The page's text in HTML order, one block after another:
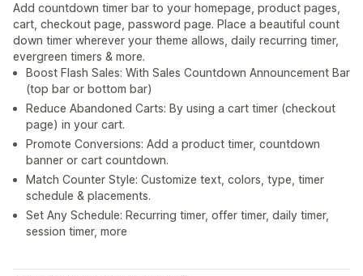
Add countdown timer bar to your homepage, product pages,
cart, checkout page, password page. Place a beautiful count
down timer wherever your theme allows, daily recurring timer,
evergreen timers & more.
Boost Flash Sales: With Sales Countdown Announcement Bar
(top bar or bottom bar)
Reduce Abandoned Carts: By using a cart timer (checkout
page) in your cart.
Promote Conversions: Add a product timer, countdown
banner or cart countdown.
Match Counter Style: Customize text, colors, type, timer
schedule & placements.
Set Any Schedule: Recurring timer, offer timer, daily timer,
session timer, more